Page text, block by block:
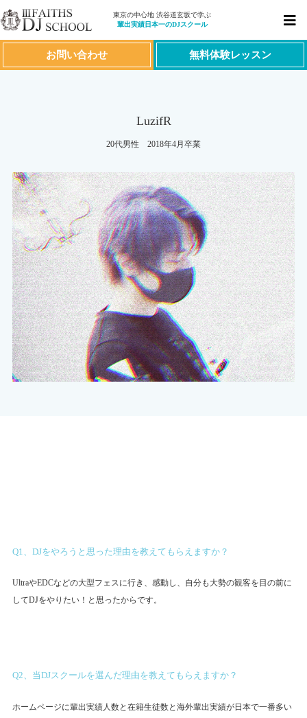
東京の中心地 渋谷道玄坂で学ぶ
輩出実績日本一のDJスクール
お問い合わせ 無料体験レッスン
LuzifR
20代男性 2018年4月卒業
Q1、DJをやろうと思った理由を教えてもらえますか？
UltraやEDCなどの大型フェスに行き、感動し、自分も大勢の観客を目の前に
してDJをやりたい！と思ったからです。
Q2、当DJスクールを選んだ理由を教えてもらえますか？
ホームページに輩出実績人数と在籍生徒数と海外輩出実績が日本で一番多い